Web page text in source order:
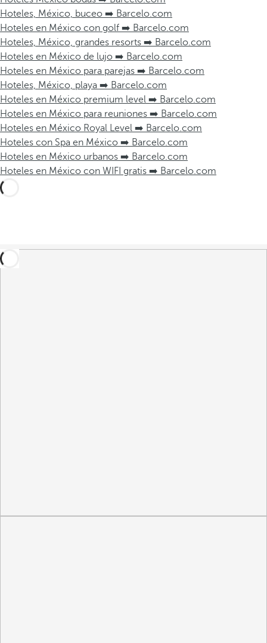
Hoteles, México, buceo ➡️ Barcelo.com
Hoteles en México con golf ➡️ Barcelo.com
Hoteles, México, grandes resorts ➡️ Barcelo.com
Hoteles en México de lujo ➡️ Barcelo.com
Hoteles en México para parejas ➡️ Barcelo.com
Hoteles, México, playa ➡️ Barcelo.com
Hoteles en México premium level ➡️ Barcelo.com
Hoteles en México para reuniones ➡️ Barcelo.com
Hoteles en México Royal Level ➡️ Barcelo.com
Hoteles con Spa en México ➡️ Barcelo.com
Hoteles en México urbanos ➡️ Barcelo.com
Hoteles en México con WIFI gratis ➡️ Barcelo.com